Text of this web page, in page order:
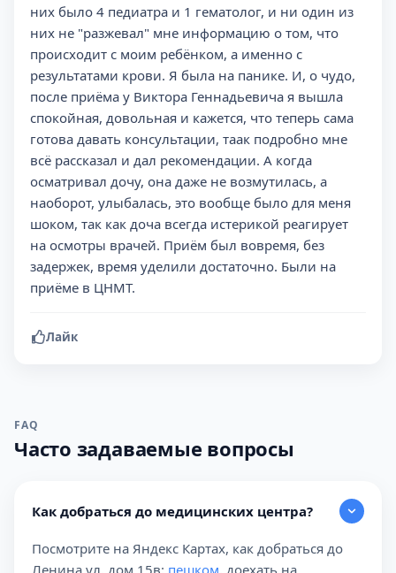
них было 4 педиатра и 1 гематолог, и ни один из
них не "разжевал" мне информацию о том, что
происходит с моим ребёнком, а именно с
результатами крови. Я была на панике. И, о чудо,
после приёма у Виктора Геннадьевича я вышла
спокойная, довольная и кажется, что теперь сама
готова давать консультации, таак подробно мне
всё рассказал и дал рекомендации. А когда
осматривал дочу, она даже не возмутилась, а
наоборот, улыбалась, это вообще было для меня
шоком, так как доча всегда истерикой реагирует
на осмотры врачей. Приём был вовремя, без
задержек, время уделили достаточно. Были на
приёме в ЦНМТ.
Лайк
FAQ
Часто задаваемые вопросы
Как добраться до медицинских центра?
Посмотрите на Яндекс Картах, как добраться до
Ленина ул, дом 15в: пешком, доехать на